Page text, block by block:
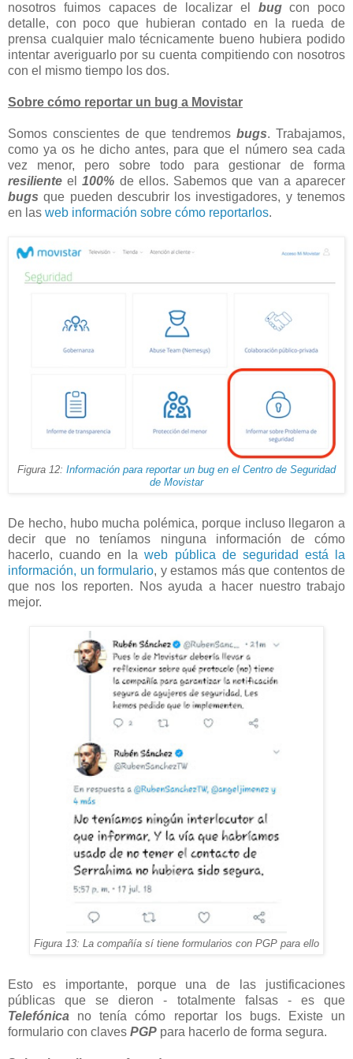
nosotros fuimos capaces de localizar el bugcon poco
detalle, con poco que hubieran contado en la rueda de
prensa cualquier malo técnicamente bueno hubiera podido
intentar averiguarlo por su cuenta compitiendo con nosotros
con el mismo tiempo los dos.
Sobre cómo reportar un bug a Movistar
Somos conscientes de que tendremos bugs. Trabajamos,
como ya os he dicho antes, para que el número sea cada
vez menor, pero sobre todo para gestionar de forma
resiliente el100% de ellos. Sabemos que van a aparecer
bugs que pueden descubrir los investigadores, y tenemos
en las web información sobre cómo reportarlos.
Figura 12: Información para reportar un bug en el Centro de Seguridad
de Movistar
De hecho, hubo mucha polémica, porque incluso llegaron a
decir que no teníamos ninguna información de cómo
hacerlo, cuando en laweb pública de seguridad está la
información, un formulario, y estamos más que contentos de
que nos los reporten. Nos ayuda a hacer nuestro trabajo
mejor.
Figura 13: La compañía sí tiene formularios con PGP para ello
Esto es importante, porque una de las justificaciones
públicas que se dieron - totalmente falsas - es que
Telefónica no tenía cómo reportar los bugs. Existe un
formulario con claves PGP para hacerlo de forma segura.